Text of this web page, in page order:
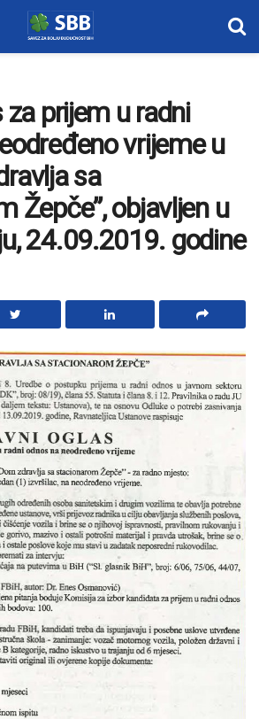
prijem u radni
vrijeme u
sa
Žepče”, objavljen u
24.09.2019. godine